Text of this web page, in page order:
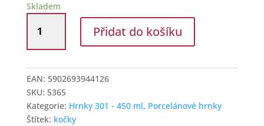
Skladem
hrnek
Kočky
křesle
množství
Přidat do košíku
EAN: 5902693944126
SKU: 5365
Kategorie: Hrnky 301 - 450 ml, Porcelánové hrnky
Štítek: kočky